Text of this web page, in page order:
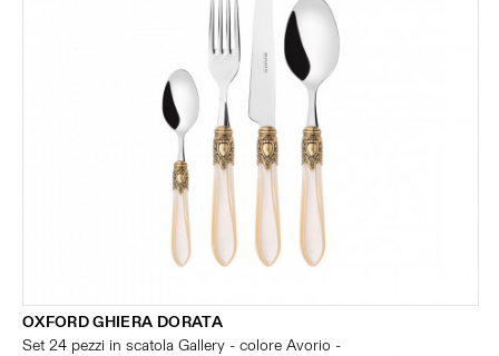
OXFORD GHIERA DORATA
Set 24 pezzi in scatola Gallery - colore Avorio -